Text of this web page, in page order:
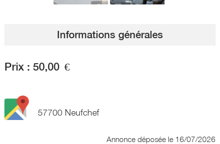
Informations générales
Prix : 50,00 €
57700 Neufchef
Annonce déposée le 16/07/2026